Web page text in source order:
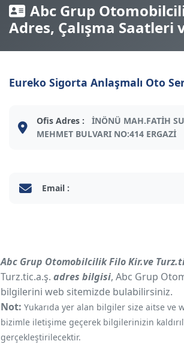
Abc Grup
Adres, Çalışma
Eureko Sigorta Anlaşmalı Oto
Ofis Adres :
İNÖNÜ MAH.FATİH
MEHMET BULVARI NO:414 ERGAZİ
Email :
Abc Grup Otomobilcilik Filo Kir.ve
Turz.tic.a.ş. adres bilgisi, Abc Grup
bilgilerini web sitemizde bulabilirsiniz.
Not: Yukarıda yer alan bilgiler size aitse ve
bizimle iletişime geçerek bilgilerinizin
gerçekleştirilecektir.